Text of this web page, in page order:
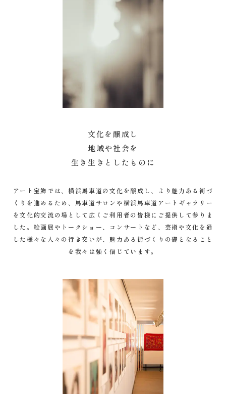
文化を醸成し
地域や社会を
生き生きとしたものに
アート宝飾では、横浜馬車道の文化を醸成し、より魅力ある街づ
くりを進めるため、馬車道サロンや横浜馬車道アートギャラリー
を文化的交流の場として広くご利用者の皆様にご提供して参りま
した。絵画展やトークショー、コンサートなど、芸術や文化を通
した様々な人々の行き交いが、魅力ある街づくりの礎となること
を我々は強く信じています。